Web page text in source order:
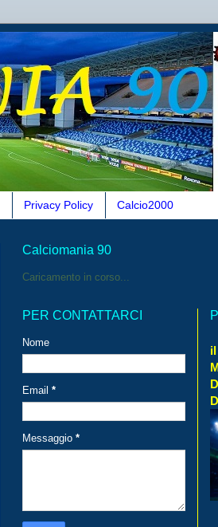
Privacy Policy Calcio2000
Calciomania 90
Caricamento in corso...
PER CONTATTARCI
Nome
Email *
Messaggio *